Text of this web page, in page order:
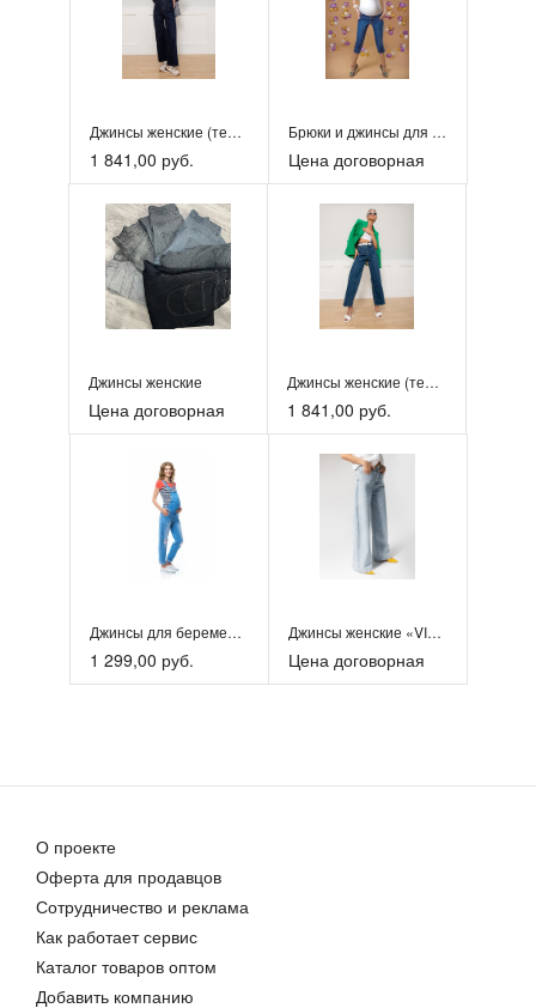
Джинсы женские (темно-синие трубы)
1 841,00 руб.
Брюки и джинсы для беременных
Цена договорная
Джинсы женские
Цена договорная
Джинсы женские (темно-синие клеш)
1 841,00 руб.
Джинсы для беременных
1 299,00 руб.
Джинсы женские «VILATTE»
Цена договорная
О проекте
Оферта для продавцов
Сотрудничество и реклама
Как работает сервис
Каталог товаров оптом
Добавить компанию